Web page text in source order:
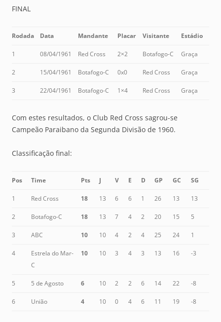
FINAL
Rodada Data Mandante Placar Visitante Estádio
1 08/04/1961 Red Cross 2×2 Botafogo-C Graça
2 15/04/1961 Botafogo-C 0x0 Red Cross Graça
3 22/04/1961 Botafogo-C 1×4 Red Cross Graça
Com estes resultados, o Club Red Cross sagrou-se
Campeão Paraibano da Segunda Divisão de 1960.
Classificação final:
Pos Time Pts J V E D GP GC SG
1 Red Cross 18 13 6 6 1 26 13 13
2 Botafogo-C 18 13 7 4 2 20 15 5
3 ABC 10 10 4 2 4 25 24 1
4
Estrela do Mar-
C
10 10 3 4 3 13 16 -3
5 5 de Agosto 6 10 2 2 6 14 22 -8
6 União 4 10 0 4 6 11 19 -8